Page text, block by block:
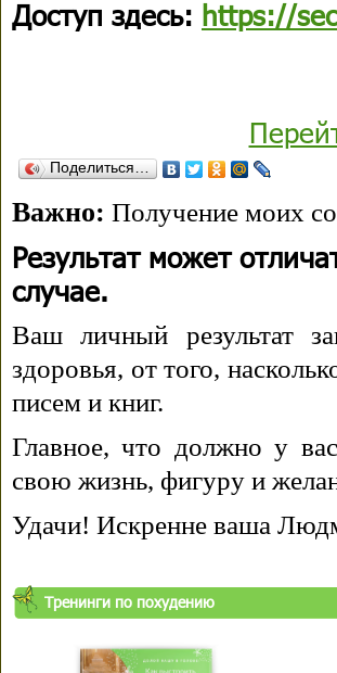
Доступ здесь: https://
Поделиться…
Важно: Получение моих
Результат может
случае.
Ваш личный результат
здоровья, от того,
писем и книг.
Главное, что должно у
свою жизнь, фигуру и
Удачи! Искренне ваша
Тренинги по похудению